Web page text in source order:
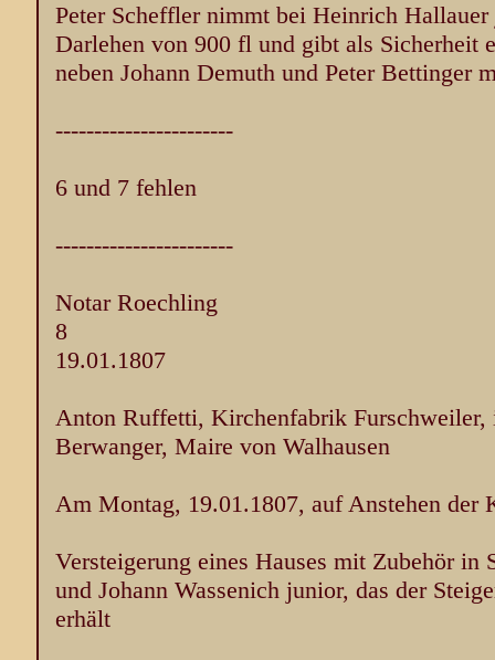
Peter Scheffler nimmt bei Heinrich
Darlehen von 900 fl und gibt als Sicherheit
neben Johann Demuth und Peter Bettinger
-----------------------
6 und 7 fehlen
-----------------------
Notar Roechling
8
19.01.1807
Anton Ruffetti, Kirchenfabrik Furschweiler,
Berwanger, Maire von Walhausen
Am Montag, 19.01.1807, auf Anstehen der
Versteigerung eines Hauses mit Zubehör in
und Johann Wassenich junior, das der
erhält